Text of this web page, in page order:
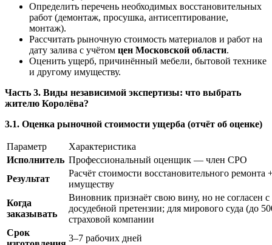
Определить перечень необходимых восстановительных
работ (демонтаж, просушка, антисептирование,
монтаж).
Рассчитать рыночную стоимость материалов и работ на
дату залива с учётом цен Московской области.
Оценить ущерб, причинённый мебели, бытовой технике
и другому имуществу.
Часть 3. Виды независимой экспертизы: что выбрать
жителю Королёва?
3.1. Оценка рыночной стоимости ущерба (отчёт об оценке)
Параметр
Характеристика
Исполнитель Профессиональный оценщик — член СРО
Результат
Расчёт стоимости восстановительного
имуществу
Когда
заказывать
Виновник признаёт свою вину, но не согласен
досудебной претензии; для мирового суда (до
страховой компании
Срок
3–7 рабочих дней